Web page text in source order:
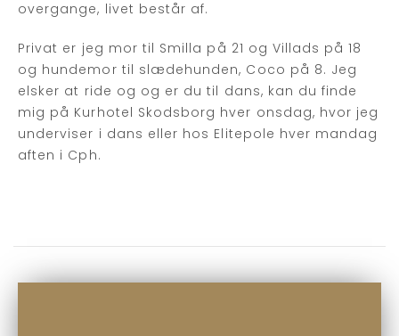
overgange, livet består af.
Privat er jeg mor til Smilla på 21 og Villads på 18
og hundemor til slædehunden, Coco på 8. Jeg
elsker at ride og og er du til dans, kan du finde
mig på Kurhotel Skodsborg hver onsdag, hvor jeg
underviser i dans eller hos Elitepole hver mandag
aften i Cph.